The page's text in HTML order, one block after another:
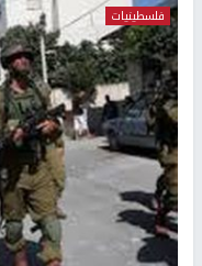
فلسطينيات